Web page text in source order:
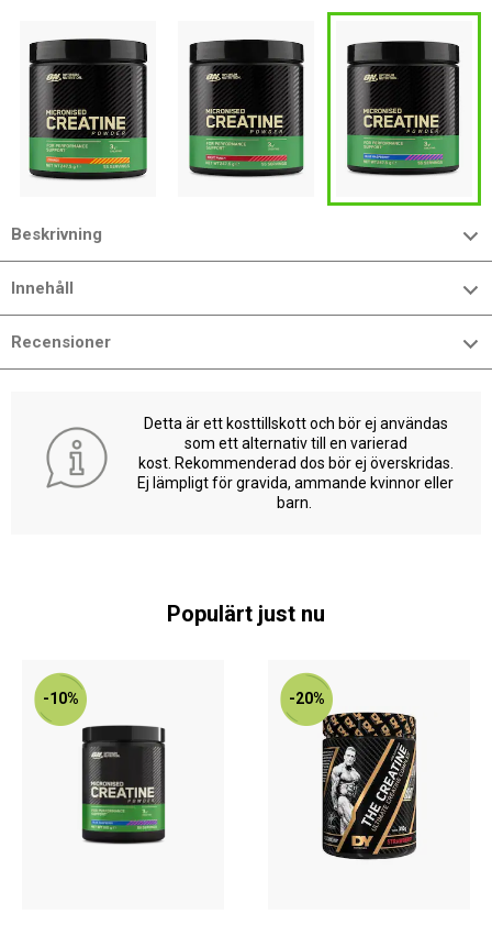
Beskrivning
Innehåll
Recensioner
Detta är ett kosttillskott och bör ej användas
som ett alternativ till en varierad
kost. Rekommenderad dos bör ej överskridas.
Ej lämpligt för gravida, ammande kvinnor eller
barn.
Populärt just nu
-10% -20%